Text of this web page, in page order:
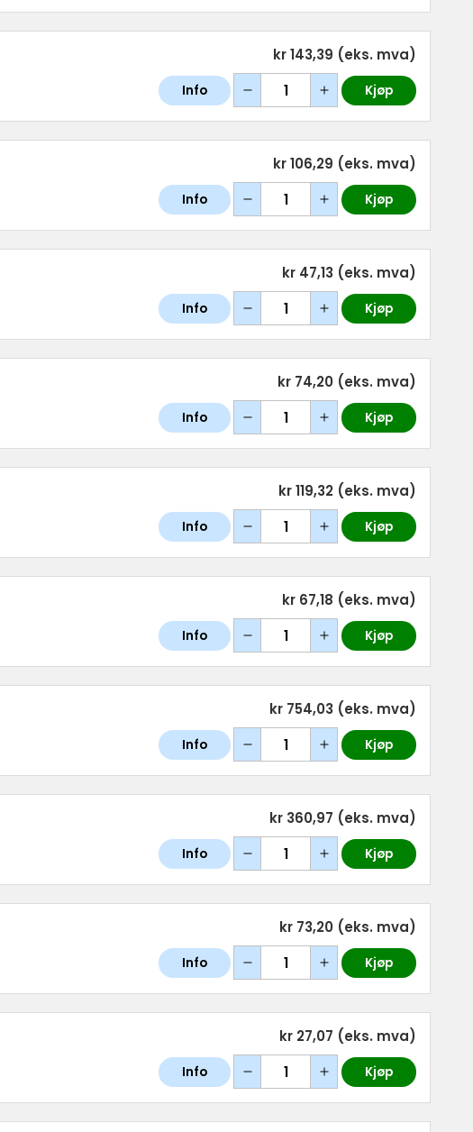
kr 143,39 (eks. mva)
Info Kjøp
kr 106,29 (eks. mva)
Info Kjøp
kr 47,13 (eks. mva)
Info Kjøp
kr 74,20 (eks. mva)
Info Kjøp
kr 119,32 (eks. mva)
Info Kjøp
kr 67,18 (eks. mva)
Info Kjøp
kr 754,03 (eks. mva)
Info Kjøp
kr 360,97 (eks. mva)
Info Kjøp
kr 73,20 (eks. mva)
Info Kjøp
kr 27,07 (eks. mva)
Info Kjøp